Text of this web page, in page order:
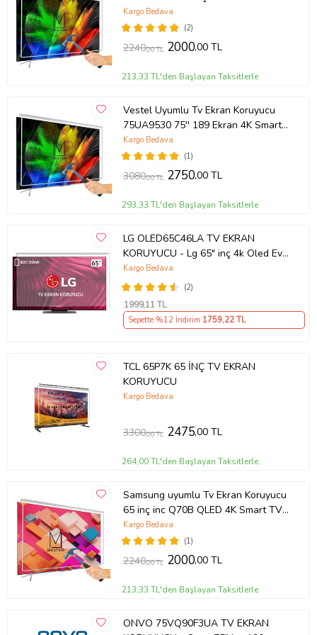
TCL QLED 4K TV
(2)
Kargo Bedava
2240,00 TL 2000,00 TL
213,33 TL'den Başlayan Taksitlerle
Vestel Uyumlu Tv Ekran Koruyucu
75UA9530 75'' 189 Ekran 4K Smart
Android TV
(1)
Kargo Bedava
3080,00 TL 2750,00 TL
293,33 TL'den Başlayan Taksitlerle
LG OLED65C46LA TV EKRAN
KORUYUCU - Lg 65" inç 4k Oled Evo
Ekran Koruyucu
(2)
Kargo Bedava
1999,11 TL
Sepette %12 İndirim 1759,22 TL
TCL 65P7K 65 İNÇ TV EKRAN
KORUYUCU
Kargo Bedava
3300,00 TL 2475,00 TL
264,00 TL'den Başlayan Taksitlerle
Samsung uyumlu Tv Ekran Koruyucu
65 inç inc Q70B QLED 4K Smart TV
(2022) QE65Q70BATXTK
(1)
Kargo Bedava
2240,00 TL 2000,00 TL
213,33 TL'den Başlayan Taksitlerle
ONVO 75VQ90F3UA TV EKRAN